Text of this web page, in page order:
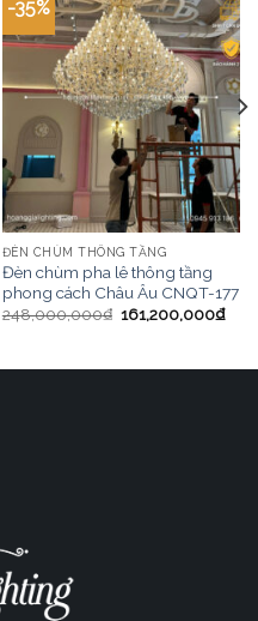
-35%
ĐÈN CHÙM THÔNG TẦNG
Đèn chùm pha lê thông tầng
phong cách Châu Âu CNQT-177
248,000,000₫ 161,200,000₫